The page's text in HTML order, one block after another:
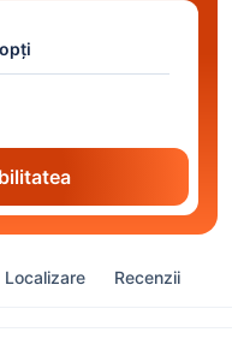
Localizare Recenzii